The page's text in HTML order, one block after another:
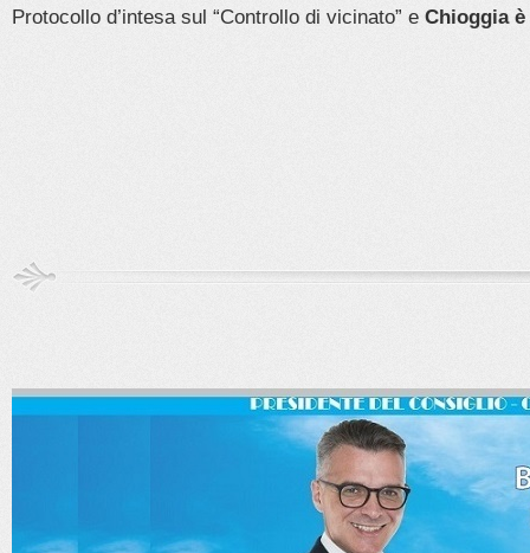
Protocollo d’intesa sul “Controllo di vicinato” e Chioggia